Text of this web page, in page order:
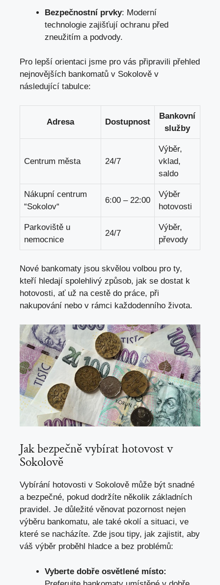
Bezpečnostní prvky:⁤ Moderní
‌technologie zajišťují ‌ochranu před‍
zneužitím‍ a podvody.
Pro lepší ​orientaci jsme pro vás​ připravili ‌přehled
nejnovějších bankomatů v Sokolově v
následující⁣ tabulce:
Adresa Dostupnost
Bankovní⁢
služby
Centrum‌ města 24/7
Výběr,
vklad,
saldo
Nákupní⁤ centrum
‍“Sokolov“
6:00 – 22:00
Výběr⁤
hotovosti
Parkoviště u
nemocnice
24/7
Výběr,
převody
Nové bankomaty jsou skvělou volbou pro ty,​
kteří hledají spolehlivý způsob, jak ⁢se dostat k​
hotovosti, ať už na cestě do práce, ‍při
nakupování nebo v rámci každodenního života.
Jak bezpečně vybírat hotovost v
Sokolově
Vybírání hotovosti​ v​ Sokolově může být snadné
a ⁤bezpečné, pokud dodržíte několik základních
pravidel .⁤ Je důležité věnovat pozornost nejen
výběru bankomatu, ale‌ také okolí a situaci, ve⁤
které se ⁢nacházíte. ⁤Zde jsou tipy, ‍jak zajistit, aby
⁣váš výběr ⁢proběhl hladce a bez problémů:
Vyberte dobře osvětlené⁢ místo: